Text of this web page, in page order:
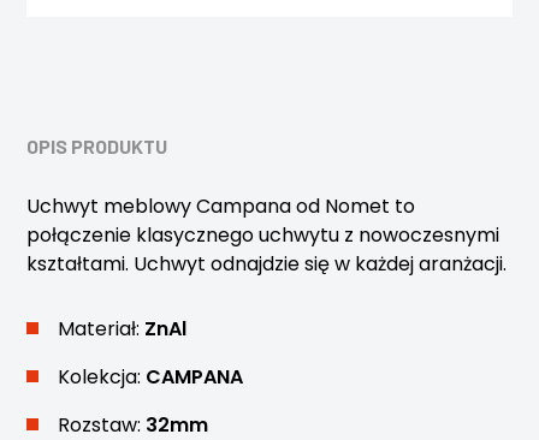
OPIS PRODUKTU
Uchwyt meblowy Campana od Nomet to
połączenie klasycznego uchwytu z nowoczesnymi
kształtami. Uchwyt odnajdzie się w każdej aranżacji.
Materiał: ZnAl
Kolekcja: CAMPANA
Rozstaw: 32mm